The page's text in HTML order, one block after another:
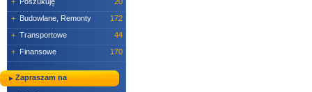
+ Budowlane, Remonty
172
+ Transportowe
44
+ Finansowe 170
Zapraszam na